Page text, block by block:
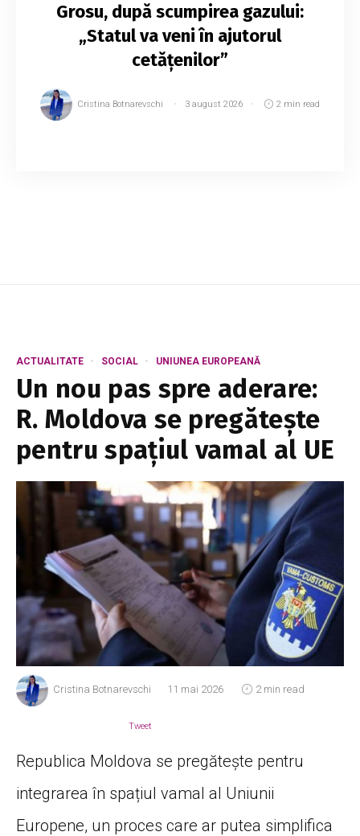
Grosu, după scumpirea gazului:
„Statul va veni în ajutorul
cetățenilor”
Cristina Botnarevschi 3 august 2026 2 min read
ACTUALITATE SOCIAL UNIUNEA EUROPEANĂ
Un nou pas spre aderare:
R. Moldova se pregătește
pentru spațiul vamal al UE
Cristina Botnarevschi 11 mai 2026 2 min read
Tweet
Republica Moldova se pregătește pentru
integrarea în spațiul vamal al Uniunii
Europene, un proces care ar putea simplifica